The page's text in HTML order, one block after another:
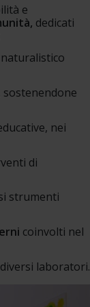
e
dedicati
sostenendone
nei
di
strumenti
coinvolti nel
laboratori.